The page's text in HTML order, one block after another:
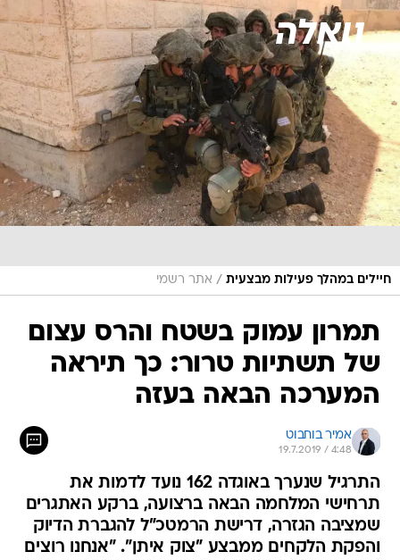
חיילים במהלך פעילות מבצעית / אתר רשמי
תמרון עמוק בשטח והרס עצום
של תשתיות טרור: כך תיראה
המערכה הבאה בעזה
אמיר בוחבוט
19.7.2019 / 4:48
התרגיל שנערך באוגדה 162 נועד לדמות את
תרחישי המלחמה הבאה ברצועה, ברקע האתגרים
שמציבה הגזרה, דרישת הרמטכ"ל להגברת הדיוק
והפקת הלקחים ממבצע "צוק איתן". "אנחנו רוצים